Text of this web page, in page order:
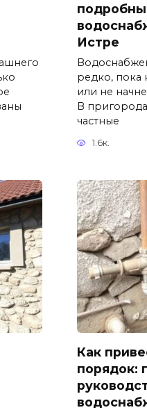
Истре
редко, пока
или не
В
частные
1.6к.
Как
порядок: